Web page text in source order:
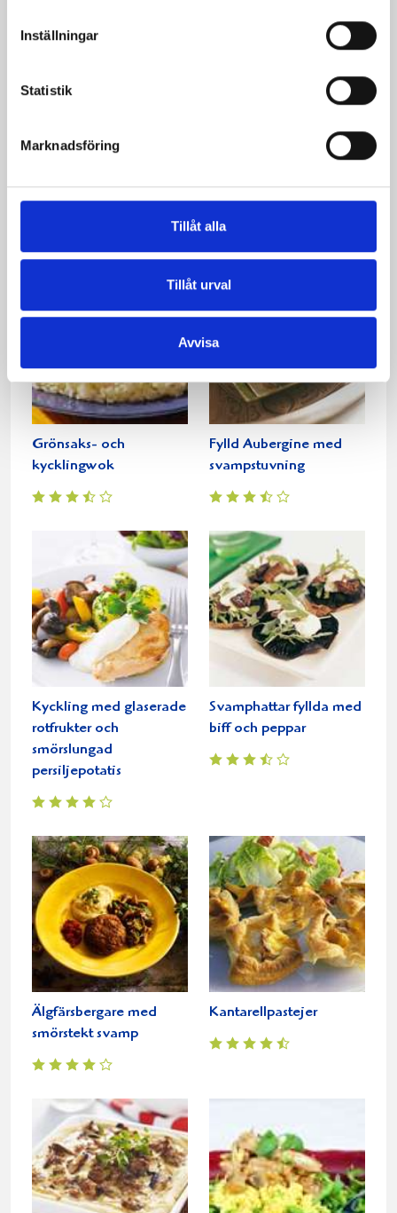
Inställningar
Statistik
Marknadsföring
Tillåt alla
Tillåt urval
Avvisa
skogssvampspanna
skogssvampstuvning
Grönsaks- och
kycklingwok
Fylld Aubergine med
svampstuvning
Kyckling med glaserade
rotfrukter och
smörslungad
persiljepotatis
Svamphattar fyllda med
biff och peppar
Älgfärsbergare med
smörstekt svamp
Kantarellpastejer